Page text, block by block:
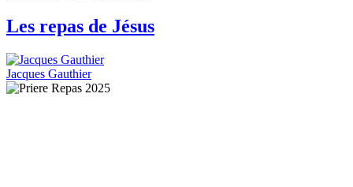
Les repas de Jésus
Jacques Gauthier